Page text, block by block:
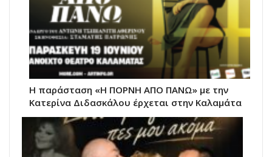
Η παράσταση «Η ΠΟΡΝΗ ΑΠΟ ΠΑΝΩ» με την
Κατερίνα Διδασκάλου έρχεται στην Καλαμάτα